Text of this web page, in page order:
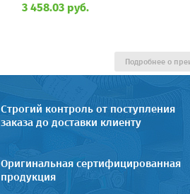
3 458.03 руб.
Строгий контроль от поступления
заказа до доставки клиенту
Оригинальная сертифицированная
продукция
Подробнее о